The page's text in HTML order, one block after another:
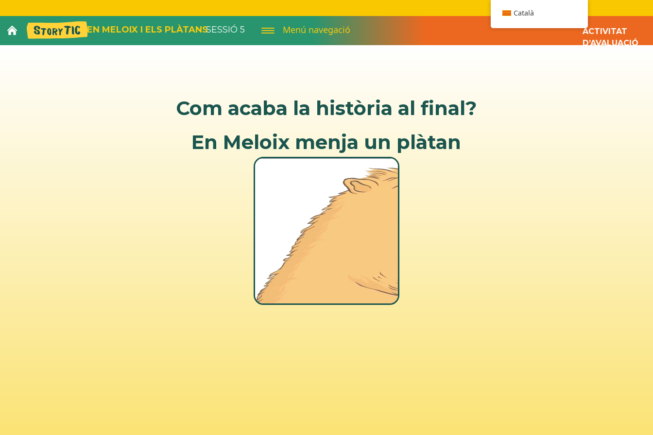
EN MELOIX I ELS PLÀTANSSESSIÓ 5 Menú navegació
ACTIVITAT
D’AVALUACIÓ
Com acaba la història al final?
En Meloix menja un plàtan
Català